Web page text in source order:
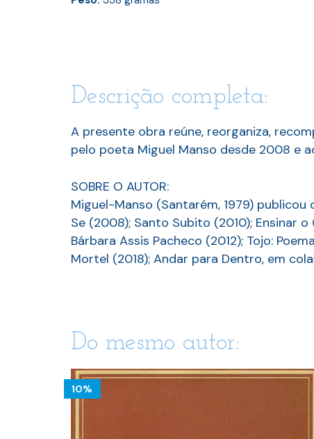
Descrição completa:
A presente obra reúne, reorganiza,
pelo poeta Miguel Manso desde 2008 e
SOBRE O AUTOR:
Miguel-Manso (Santarém, 1979)
Se (2008); Santo Subito (2010); Ensinar
Bárbara Assis Pacheco (2012); Tojo:
Mortel (2018); Andar para Dentro, em
Do mesmo autor:
10%